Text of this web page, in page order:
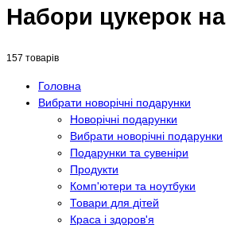
Набори цукерок
157 товарів
Головна
Вибрати новорічні подарунки
Новорічні подарунки
Вибрати новорічні подарунки
Подарунки та сувеніри
Продукти
Комп'ютери та ноутбуки
Товари для дітей
Краса і здоров'я